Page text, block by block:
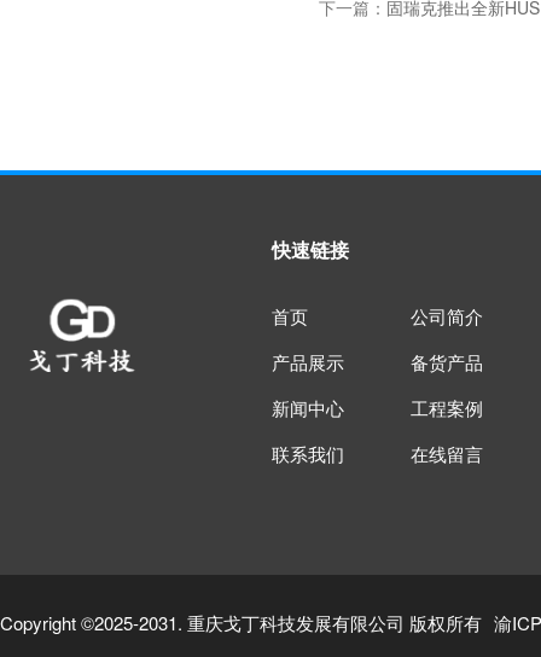
下一篇： 固瑞克推出全新
快速链接
首页
公司简介
产品展示
备货产品
新闻中心
工程案例
联系我们
在线留言
Copyright ©2025-2031. 重庆戈丁科技发展有限公司 版权所有 渝